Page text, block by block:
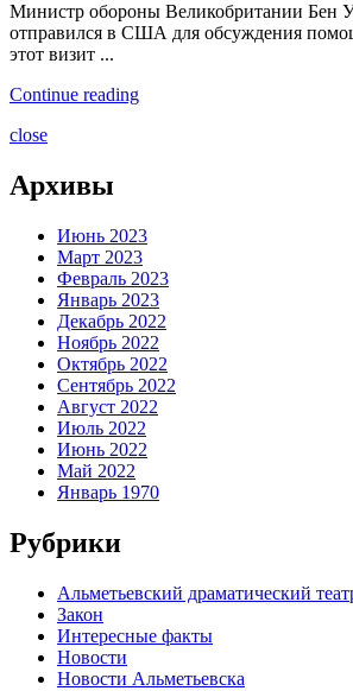
Министр обороны Великобритании Бен
отправился в США для обсуждения
этот визит ...
Continue reading
close
Архивы
Июнь 2023
Март 2023
Февраль 2023
Январь 2023
Декабрь 2022
Ноябрь 2022
Октябрь 2022
Сентябрь 2022
Август 2022
Июль 2022
Июнь 2022
Май 2022
Январь 1970
Рубрики
Альметьевский драматический
Закон
Интересные факты
Новости
Новости Альметьевска